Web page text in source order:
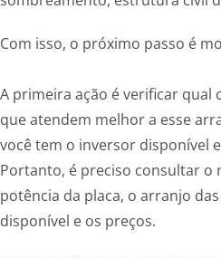
Com isso, o próximo passo é
A primeira ação é verificar
que atendem melhor a esse
você tem o inversor disponível
Portanto, é preciso consultar o
potência da placa, o arranjo
disponível e os preços.